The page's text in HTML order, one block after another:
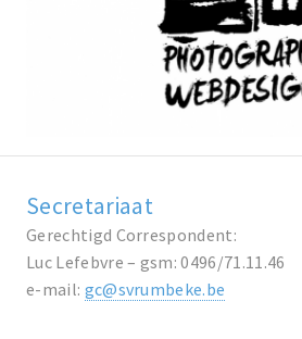
Secretariaat
Gerechtigd Correspondent:
Luc Lefebvre – gsm: 0496/71.11.46
e-mail: gc@svrumbeke.be